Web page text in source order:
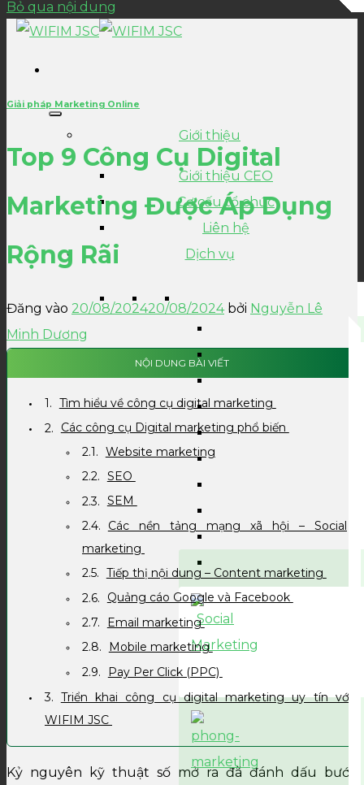
Bỏ qua nội dung
Giới thiệu
Giới thiệu CEO
Cơ cấu tổ chức
Liên hệ
Dịch vụ
Giải pháp Marketing Online
Top 9 Công Cụ Digital
Marketing Được Áp Dụng
Rộng Rãi
Đăng vào 20/08/202420/08/2024 bởi Nguyễn Lê
Minh Dương
NỘI DUNG BÀI VIẾT
Tìm hiểu về công cụ digital marketing
Các công cụ Digital marketing phổ biến
Website marketing
SEO
SEM
Các nền tảng mạng xã hội – Social
marketing
Tiếp thị nội dung – Content marketing
Quảng cáo Google và Facebook
Email marketing
Mobile marketing
Pay Per Click (PPC)
Triển khai công cụ digital marketing uy tín với
WIFIM JSC
Kỷ nguyên kỹ thuật số mở ra đã đánh dấu bước